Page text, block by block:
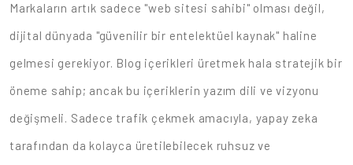
Markaların artık sadece "web sitesi sahibi" olması değil,
dijital dünyada "güvenilir bir entelektüel kaynak" haline
gelmesi gerekiyor. Blog içerikleri üretmek hala stratejik bir
öneme sahip; ancak bu içeriklerin yazım dili ve vizyonu
değişmeli. Sadece trafik çekmek amacıyla, yapay zeka
tarafından da kolayca üretilebilecek ruhsuz ve